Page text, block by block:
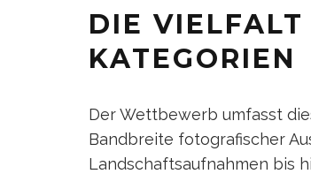
DIE
KATEGORIEN
Der Wettbewerb umfasst
Bandbreite fotografischer
Landschaftsaufnahmen bis